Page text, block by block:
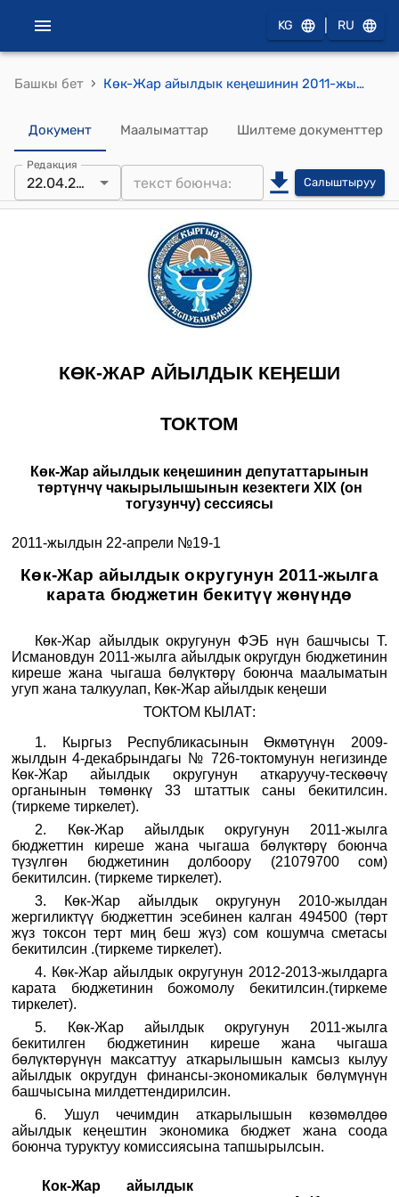
KG RU
Башкы бет › Көк-Жар айылдык кеңешинин 2011-жылдын 22-апрелиндеги №19-1 "Көк-Жар айылдык округунун 2011-жылга карата бюджетин бекитүү жөнүндө" токтому
Документ Маалыматтар Шилтеме документтер
Редакция
22.04.2011 Салыштыруу